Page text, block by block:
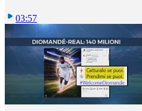
03:57